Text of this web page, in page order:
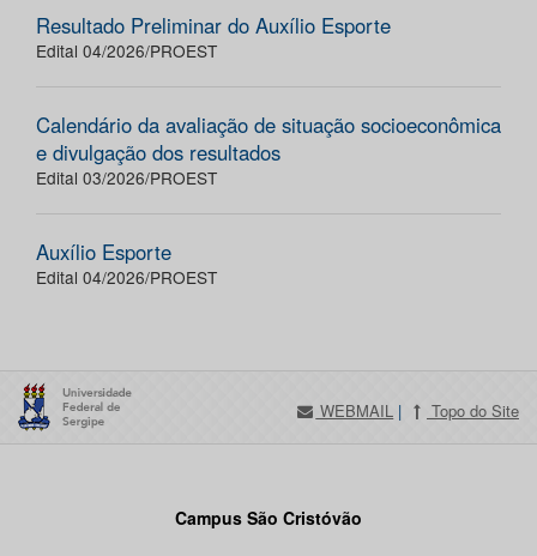
Resultado Preliminar do Auxílio Esporte
Edital 04/2026/PROEST
Calendário da avaliação de situação socioeconômica
e divulgação dos resultados
Edital 03/2026/PROEST
Auxílio Esporte
Edital 04/2026/PROEST
WEBMAIL | Topo do Site
Campus São Cristóvão